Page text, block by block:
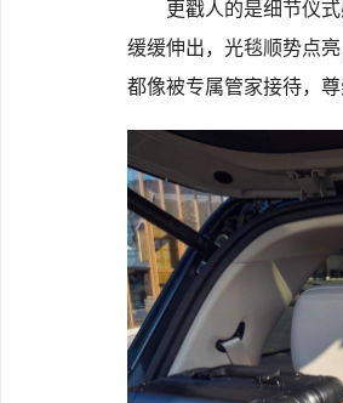
更戳人的是细节仪
缓缓伸出，光毯顺势点
都像被专属管家接待，尊